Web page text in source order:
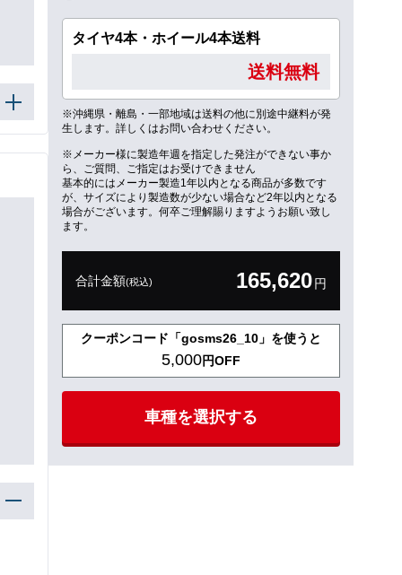
タイヤ4本・ホイール4本送料
送料無料
※沖縄県・離島・一部地域は送料の他に別途中継料が発
生します。詳しくはお問い合わせください。
※メーカー様に製造年週を指定した発注ができない事か
ら、ご質問、ご指定はお受けできません
基本的にはメーカー製造1年以内となる商品が多数です
が、サイズにより製造数が少ない場合など2年以内となる
場合がございます。何卒ご理解賜りますようお願い致し
ます。
合計金額(税込) 165,620円
クーポンコード「gosms26_10」を使うと
5,000円OFF
車種を選択する